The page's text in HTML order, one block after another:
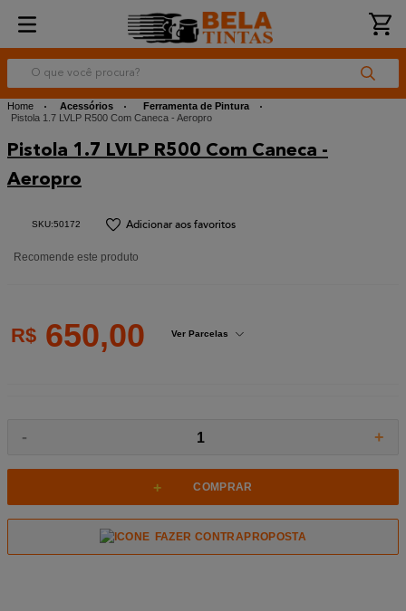
O que você procura?
Acessórios
Ferramenta de Pintura
Pistola 1.7 LVLP R500 Com Caneca - Aeropro
Pistola 1.7 LVLP R500 Com Caneca -
Aeropro
:50172
Recomende este produto
R$ 650,00 Ver Parcelas
- 1 +
+ COMPRAR
FAZER CONTRAPROPOSTA